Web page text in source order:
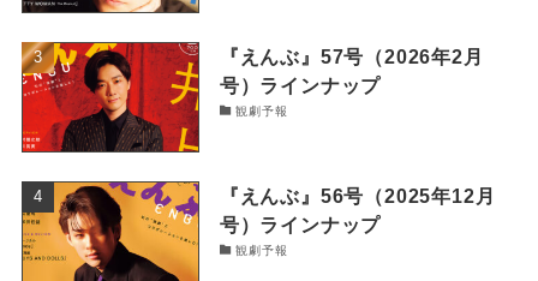
『えんぶ』57号（2026年2月
号）ラインナップ
観劇予報
『えんぶ』56号（2025年12月
号）ラインナップ
観劇予報